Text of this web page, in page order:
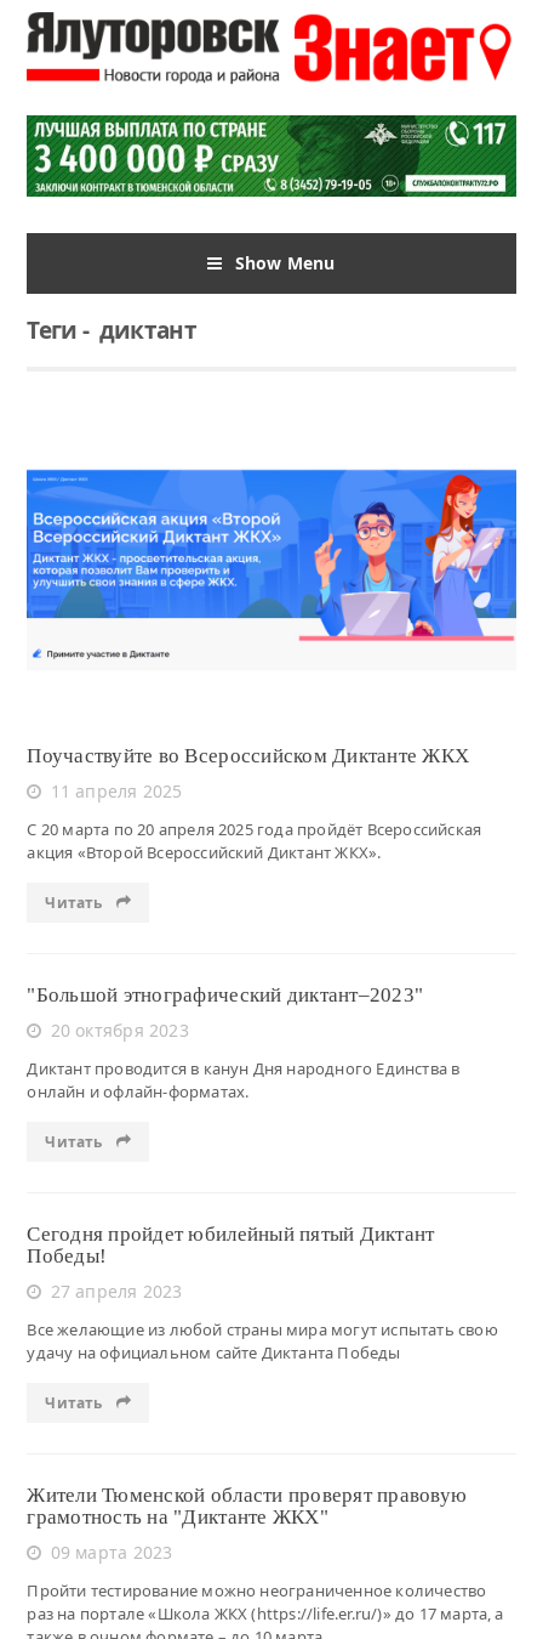
Show Menu
Теги-диктант
Читать
Поучаствуйте во Всероссийском Диктанте ЖКХ
11 апреля 2025
С 20 марта по 20 апреля 2025 года пройдёт Всероссийская
акция «Второй Всероссийский Диктант ЖКХ».
Читать
"Большой этнографический диктант–2023"
20 октября 2023
Диктант проводится в канун Дня народного Единства в
онлайн и офлайн-форматах.
Читать
Сегодня пройдет юбилейный пятый Диктант
Победы!
27 апреля 2023
Все желающие из любой страны мира могут испытать свою
удачу на официальном сайте Диктанта Победы
Читать
Жители Тюменской области проверят правовую
грамотность на "Диктанте ЖКХ"
09 марта 2023
Пройти тестирование можно неограниченное количество
раз на портале «Школа ЖКХ (https://life.er.ru/)» до 17 марта, а